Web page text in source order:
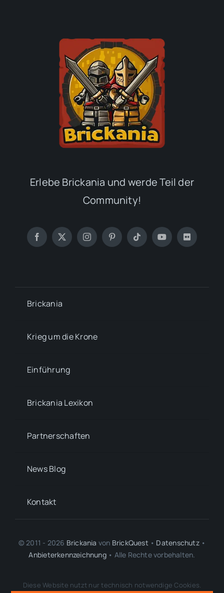
Erlebe Brickania und werde Teil der
Community!
Brickania
Krieg um die Krone
Einführung
Brickania Lexikon
Partnerschaften
News Blog
Kontakt
© 2011 - 2026 Brickania von BrickQuest• Datenschutz•
Anbieterkennzeichnung• Alle Rechte vorbehalten.
gesponsert noch autorisiert oder unterstützt wird.
Diese Website nutzt nur technisch notwendige Cookies.